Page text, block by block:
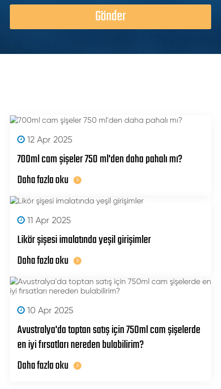
Gönder
12 Apr 2025
700ml cam şişeler 750 ml'den daha pahalı mı?
Daha fazla oku
11 Apr 2025
Likör şişesi imalatında yeşil girişimler
Daha fazla oku
10 Apr 2025
Avustralya'da toptan satış için 750ml cam şişelerde
en iyi fırsatları nereden bulabilirim?
Daha fazla oku